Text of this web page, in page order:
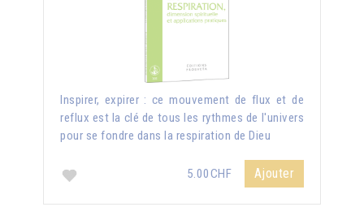
Inspirer, expirer : ce mouvement de flux et de
reflux est la clé de tous les rythmes de l'univers
pour se fondre dans la respiration de Dieu
5.00CHF Ajouter